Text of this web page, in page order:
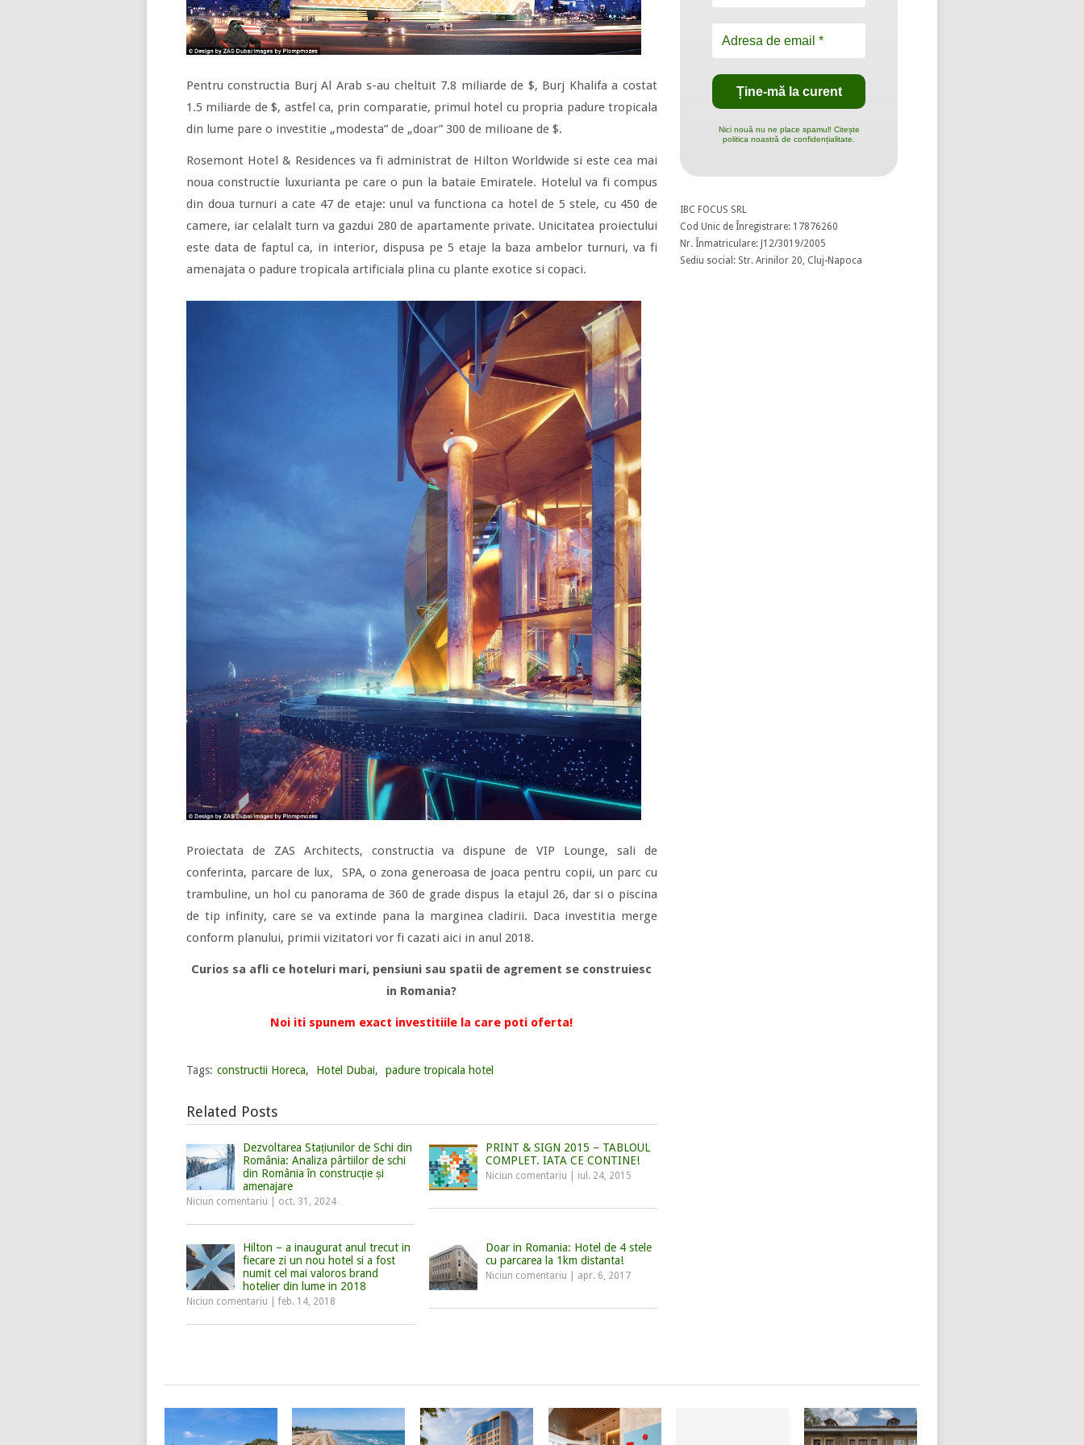
Pentru constructia Burj Al Arab s-au cheltuit 7.8 miliarde de $, Burj Khalifa a costat
1.5 miliarde de $, astfel ca, prin comparatie, primul hotel cu propria padure tropicala
din lume pare o investitie „modesta” de „doar” 300 de milioane de $.
Rosemont Hotel & Residences va fi administrat de Hilton Worldwide si este cea mai
noua constructie luxurianta pe care o pun la bataie Emiratele. Hotelul va fi compus
din doua turnuri a cate 47 de etaje: unul va functiona ca hotel de 5 stele, cu 450 de
camere, iar celalalt turn va gazdui 280 de apartamente private. Unicitatea proiectului
este data de faptul ca, in interior, dispusa pe 5 etaje la baza ambelor turnuri, va fi
amenajata o padure tropicala artificiala plina cu plante exotice si copaci.
Proiectata de ZAS Architects, constructia va dispune de VIP Lounge, sali de
conferinta, parcare de lux, SPA, o zona generoasa de joaca pentru copii, un parc cu
trambuline, un hol cu panorama de 360 de grade dispus la etajul 26, dar si o piscina
de tip infinity, care se va extinde pana la marginea cladirii. Daca investitia merge
conform planului, primii vizitatori vor fi cazati aici in anul 2018.
Curios sa afli ce hoteluri mari, pensiuni sau spatii de agrement se construiesc
in Romania?
Noi iti spunem exact investitiile la care poti oferta!
Tags: constructii Horeca, Hotel Dubai, padure tropicala hotel
Related Posts
Dezvoltarea Stațiunilor de Schi din
România: Analiza pârtiilor de schi
din România în construcție și
amenajare
Niciun comentariu oct. 31, 2024
PRINT & SIGN 2015 – TABLOUL
COMPLET. IATA CE CONTINE!
Niciun comentariu iul. 24, 2015
Hilton – a inaugurat anul trecut in
fiecare zi un nou hotel si a fost
numit cel mai valoros brand
hotelier din lume in 2018
Niciun comentariu feb. 14, 2018
Doar in Romania: Hotel de 4 stele
cu parcarea la 1km distanta!
Niciun comentariu apr. 6, 2017
Nici nouă nu ne place spamul! Citește
politica noastră de confidențialitate.
IBC FOCUS SRL
Cod Unic de Înregistrare: 17876260
Nr. Înmatriculare: J12/3019/2005
Sediu social: Str. Arinilor 20, Cluj-Napoca